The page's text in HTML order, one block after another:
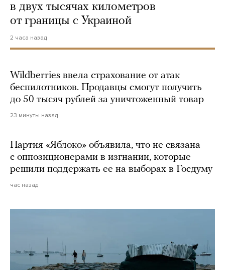
в двух тысячах километров
от границы с Украиной
2 часа назад
Wildberries ввела страхование от атак
беспилотников. Продавцы смогут получить
до 50 тысяч рублей за уничтоженный товар
23 минуты назад
Партия «Яблоко» объявила, что не связана
с оппозиционерами в изгнании, которые
решили поддержать ее на выборах в Госдуму
час назад